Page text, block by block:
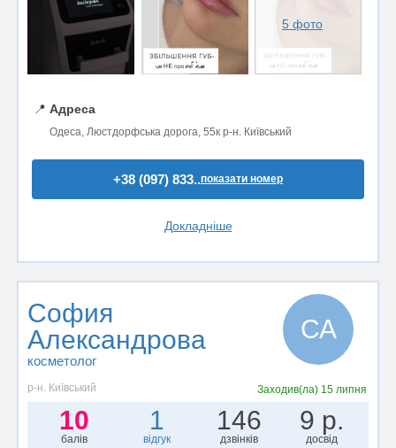
5 фото
📍 Адреса
Одеса, Люстдорфська дорога, 55к р-н. Київський
+38 (097) 833..показати номер
Докладніше
София
Александрова
косметолог
СА
р-н. Київський Заходив(ла) 15 липня
10
балів
1
відгук
146
дзвінків
9 р.
досвід